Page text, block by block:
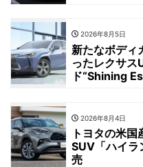
2026年8月5日
新たなボディ
ったレクサ
ド“Shining
2026年8月4日
トヨタの米
SUV「ハイラ
売